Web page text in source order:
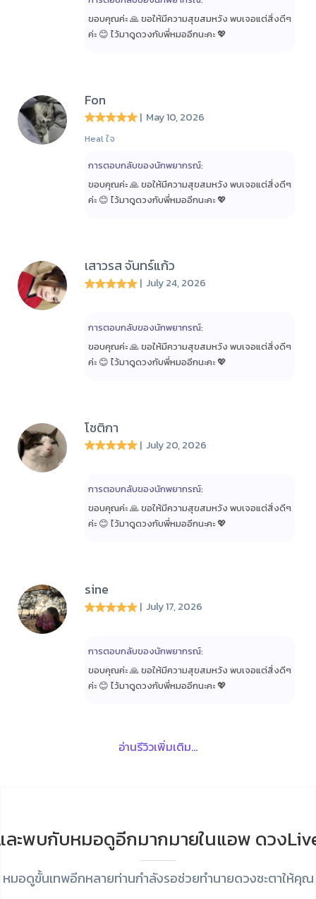
ขอบคุณค่ะ 🙏 ขอให้มีความสุขสมหวัง พบเจอแต่สิ่งดีๆ
ค่ะ 😊 ไว้มาดูดวงกับพี่หมออีกนะคะ 💖
Fon
| May 10, 2026
Heal ใจ
การตอบกลับของนักพยากรณ์:
ขอบคุณค่ะ 🙏 ขอให้มีความสุขสมหวัง พบเจอแต่สิ่งดีๆ
ค่ะ 😊 ไว้มาดูดวงกับพี่หมออีกนะคะ 💖
เสาวรส จันทร์แก้ว
| July 24, 2026
การตอบกลับของนักพยากรณ์:
ขอบคุณค่ะ 🙏 ขอให้มีความสุขสมหวัง พบเจอแต่สิ่งดีๆ
ค่ะ 😊 ไว้มาดูดวงกับพี่หมออีกนะคะ 💖
โชติกา
| July 20, 2026
การตอบกลับของนักพยากรณ์:
ขอบคุณค่ะ 🙏 ขอให้มีความสุขสมหวัง พบเจอแต่สิ่งดีๆ
ค่ะ 😊 ไว้มาดูดวงกับพี่หมออีกนะคะ 💖
sine
| July 17, 2026
การตอบกลับของนักพยากรณ์:
ขอบคุณค่ะ 🙏 ขอให้มีความสุขสมหวัง พบเจอแต่สิ่งดีๆ
ค่ะ 😊 ไว้มาดูดวงกับพี่หมออีกนะคะ 💖
อ่านรีวิวเพิ่มเติม...
ละพบกับหมอดูอีกมากมายในแอพ ดวง
หมอดูขั้นเทพอีกหลายท่านกำลังรอช่วยทำนายดวงชะตาให้คุณ